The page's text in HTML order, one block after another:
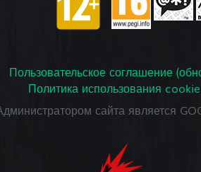
Пользовательское соглашение
Политика использования cookie
сайта является